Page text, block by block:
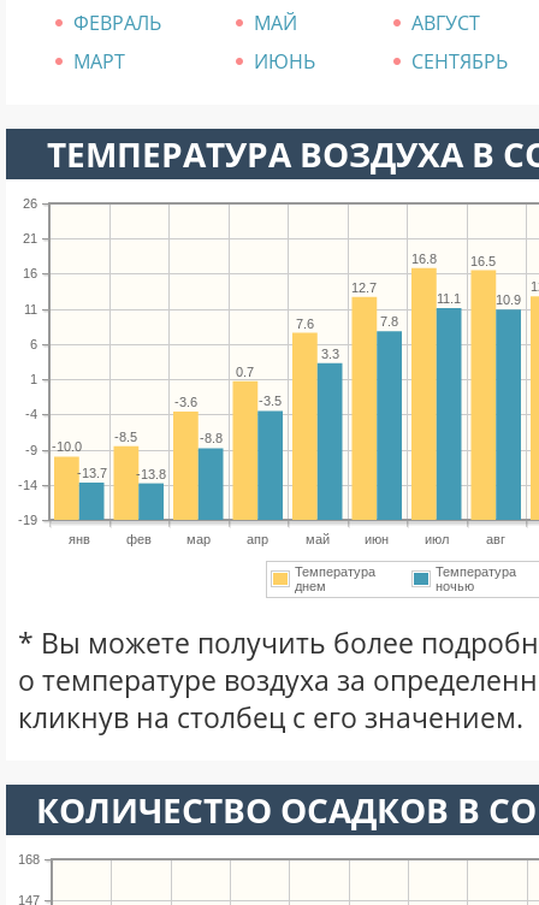
ФЕВРАЛЬ
МАЙ
АВГУСТ
МАРТ
ИЮНЬ СЕНТЯБРЬ
ТЕМПЕРАТУРА ВОЗДУХА В
янв фев мар апр май июн июл авг
-19
-14
-9
-4
1
6
11
16
21
26
16.5
16.8
12.7
7.6
0.7
-3.6
-8.5
-10.0
10.9
11.1
7.8
3.3
-3.5
-8.8
-13.8
-13.7
Температура
днем
Температура
ночью
* Вы можете получить более
о температуре воздуха за
кликнув на столбец с его значением.
КОЛИЧЕСТВО ОСАДКОВ В
147
168